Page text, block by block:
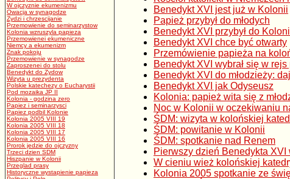
W ojczyznie ekumenizmu
Owacja w synagodze
Zydzi i chrzescijanie
Przemowienie do seminarzystow
Kolonia wzruszyla papieza
Przemowienei ekumeniczne
Niemcy a ekumenizm
Znak pokoju
Przemowienie w synagodze
Zaproszenei do stolu
Benedykt do Zydow
Wizyta u prezydenta
Polskie katechezy o Eucharystii
Pod mozaika JP II
Kolonia - godzina zero
Papiez i seminarzysci
Papiez podbil Kolonie
Kolonia 2005 VIII 19
Kolonia 2005 VIII 18
Kolonia 2005 VIII 17
Kolonia 2005 VIII 16
Prorok jedzie do ojczyzny
Trzeci dzien SDM
Hiszpanie w Kolonii
Przeglad prasy
Historyczne wystapienie papieza
Benedykt XVI jest już w Kolonii
Papież przybył do młodych
Benedykt XVI przybył do
Benedykt XVI chce być otwarty
Przemówienie papieża na
Benedykt XVI wybrał się w
Benedykt XVI do młodzieży:
Benedykt XVI jak Odyseusz
Kolonia: papież wita się z
Noc w Kolonii w oczekiwaniu
ŚDM: wizyta w kolońskiej
ŚDM: powitanie w Kolonii
ŚDM: spotkanie nad Renem
Pierwszy dzień Benedykta XVI
W cieniu wież kolońskiej
Kolonia 2005 spotkanie ze